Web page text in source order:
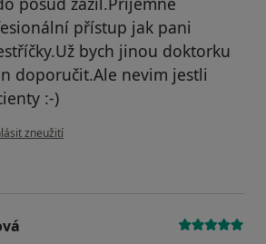
přístup jak pani
bych jinou doktorku
doporučit.Ale nevim jestli
:-)
názoru uživatele Pacient
zneužití